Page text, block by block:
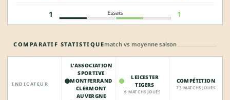
1 Essais 1
COMPARATIF STATISTIQUEmatch vs moyenne saison
INDICATEUR
L’ASSOCIATION
SPORTIVE
MONTFERRAND
CLERMONT
AUVERGNE
LEICESTER
TIGERS
6 MATCHS JOUÉS
COMPÉTITION
73 MATCHS JOUÉS